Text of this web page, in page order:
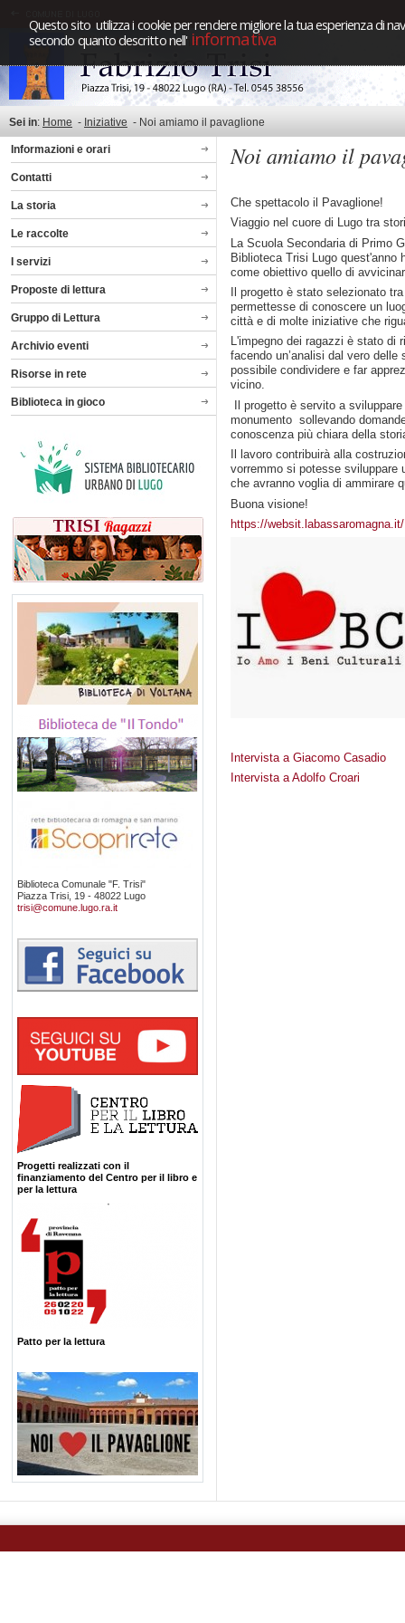
Questo sito utilizza i cookie per rendere migliore la tua esperienza di
secondo quanto descritto nell'informativa
Sei in: Home - Iniziative - Noi amiamo il pavaglione
Informazioni e orari
Contatti
La storia
Le raccolte
I servizi
Proposte di lettura
Gruppo di Lettura
Archivio eventi
Risorse in rete
Biblioteca in gioco
Biblioteca Comunale "F. Trisi"
Piazza Trisi, 19 - 48022 Lugo
trisi@comune.lugo.ra.it
Progetti realizzati con il
finanziamento del Centro per il libro e
per la lettura
Patto per la lettura
Noi amiamo il
Che spettacolo il Pavaglione!
Viaggio nel cuore di Lugo tra
La Scuola Secondaria di Primo
Biblioteca Trisi Lugo quest'anno
come obiettivo quello di
Il progetto è stato selezionato
permettesse di conoscere un
città e di molte iniziative che
L'impegno dei ragazzi è stato di
facendo un’analisi dal vero
possibile condividere e far
vicino.
Il progetto è servito a
monumento sollevando
conoscenza più chiara della
Il lavoro contribuirà alla
vorremmo si potesse sviluppare
che avranno voglia di ammirare
Buona visione!
https://
Intervista a Giacomo Casadio
Intervista a Adolfo Croari